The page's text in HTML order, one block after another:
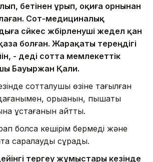
бетінен ұрып, оқиға орнынан
Сот-медициналық
сәйкес жәбірленуші жедел қан
болған. Жарақаты тереңдігі
- деді сотта мемлекеттік
Бауыржан Қали.
сотталушы өзіне тағылған
қорыққанын, пышақты
ұстағанын айтты.
болса кешірім бермеді және
саралауды сұрады.
тергеу жұмыстары кезінде